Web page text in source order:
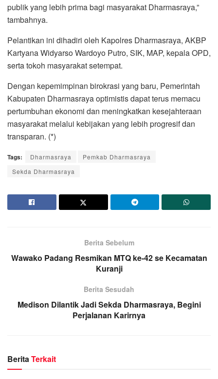
publik yang lebih prima bagi masyarakat Dharmasraya,”
tambahnya.
​Pelantikan ini dihadiri oleh Kapolres Dharmasraya, AKBP
Kartyana Widyarso Wardoyo Putro, SIK, MAP, kepala OPD,
serta tokoh masyarakat setempat.
Dengan kepemimpinan birokrasi yang baru, Pemerintah
Kabupaten Dharmasraya optimistis dapat terus memacu
pertumbuhan ekonomi dan meningkatkan kesejahteraan
masyarakat melalui kebijakan yang lebih progresif dan
transparan. (*)
Tags: Dharmasraya
Pemkab Dharmasraya
Sekda Dharmasraya
Berita Sebelum
Wawako Padang Resmikan MTQ ke-42 se Kecamatan
Kuranji
Berita Sesudah
Medison Dilantik Jadi Sekda Dharmasraya, Begini
Perjalanan Karirnya
BeritaTerkait